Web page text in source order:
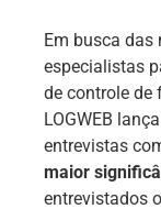
Em busca das
especialistas
de controle de
LOGWEB
entrevistas
maior
entrevistados